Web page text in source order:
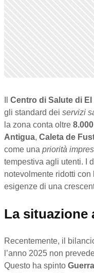
Centro di Salute di El
gli standard dei servizi
la zona conta oltre
Antigua, Caleta de
come una priorità
tempestiva agli utenti. I
notevolmente ridotti
esigenze di una
La situazione
Recentemente, il
l’anno 2025 non
Questo ha spinto Guerra